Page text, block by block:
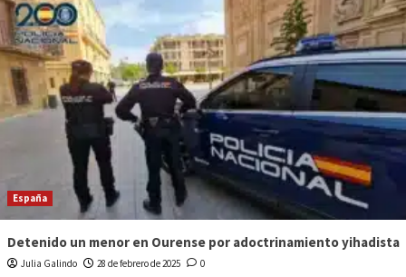
España
Detenido un menor en Ourense por adoctrinamiento yihadista
Julia Galindo 28 de febrero de 2025 0